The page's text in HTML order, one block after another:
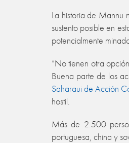
La historia de Mannu
sustento posible en
potencialmente
“No tienen otra
Buena parte de los
Saharaui de Acción
hostil.
Más de 2.500
portuguesa, china y